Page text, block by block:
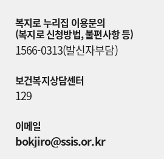
복지로 누리집 이용문의
(복지로 신청방법, 불편사항 등)
1566-0313(발신자부담)
보건복지상담센터
129
이메일
bokjiro@ssis.or.kr